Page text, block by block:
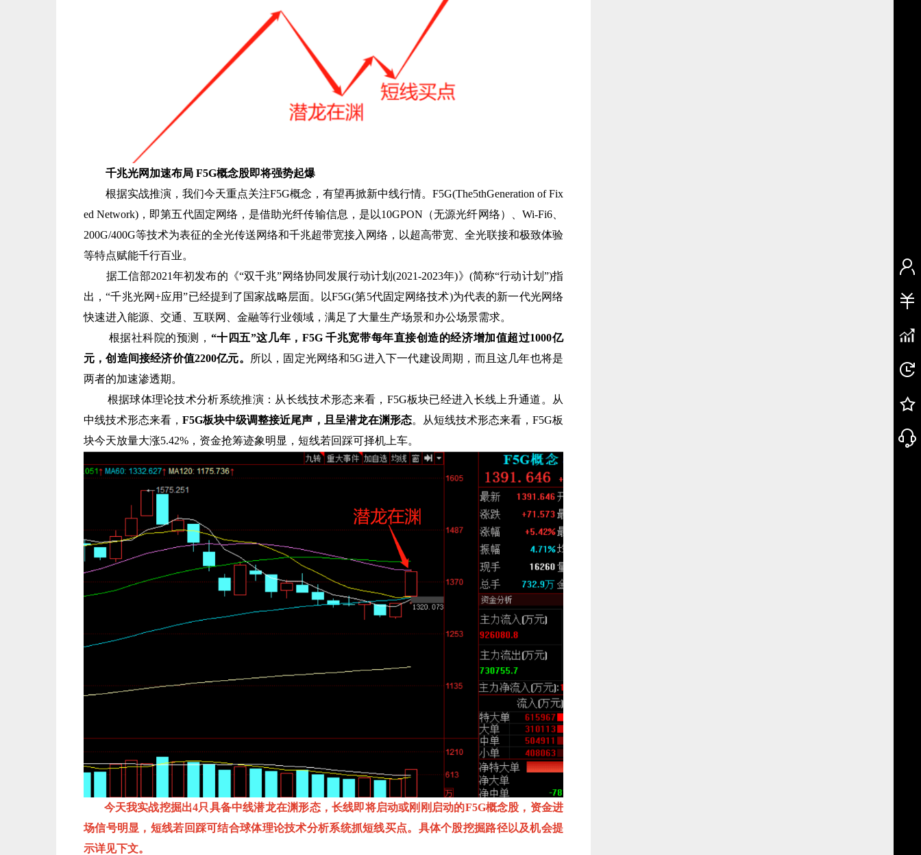
千兆光网加速布局 F5G概念股即将强势起爆
根据实战推演，我们今天重点关注F5G概念，有望再掀新中线行情。F5G(The5thGeneration of Fix
ed Network)，即第五代固定网络，是借助光纤传输信息，是以10GPON（无源光纤网络）、Wi-Fi6、
200G/400G等技术为表征的全光传送网络和千兆超带宽接入网络，以超高带宽、全光联接和极致体验
等特点赋能千行百业。
据工信部2021年初发布的《“双千兆”网络协同发展行动计划(2021-2023年)》(简称“行动计划”)指
出，“千兆光网+应用”已经提到了国家战略层面。以F5G(第5代固定网络技术)为代表的新一代光网络
快速进入能源、交通、互联网、金融等行业领域，满足了大量生产场景和办公场景需求。
根据社科院的预测， “十四五”这几年，F5G 千兆宽带每年直接创造的经济增加值超过1000亿
元，创造间接经济价值2200亿元。 所以，固定光网络和5G进入下一代建设周期，而且这几年也将是
两者的加速渗透期。
根据球体理论技术分析系统推演：从长线技术形态来看，F5G板块已经进入长线上升通道。从
中线技术形态来看，F5G板块中级调整接近尾声，且呈潜龙在渊形态。从短线技术形态来看，F5G板
块今天放量大涨5.42%，资金抢筹迹象明显，短线若回踩可择机上车。
今天我实战挖掘出4只具备中线潜龙在渊形态，长线即将启动或刚刚启动的F5G概念股，资金进
场信号明显，短线若回踩可结合球体理论技术分析系统抓短线买点。具体个股挖掘路径以及机会提
示详见下文。